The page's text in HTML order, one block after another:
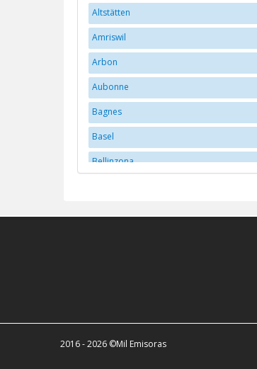
Altstätten
Amriswil
Arbon
Aubonne
Bagnes
Basel
Bellinzona
2016 - 2026 ©Mil Emisoras